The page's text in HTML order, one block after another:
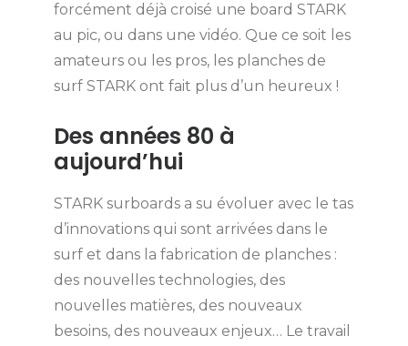
forcément déjà croisé une board STARK
au pic, ou dans une vidéo. Que ce soit les
amateurs ou les pros, les planches de
surf STARK ont fait plus d’un heureux !
Des années 80 à
aujourd’hui
STARK surboards a su évoluer avec le tas
d’innovations qui sont arrivées dans le
surf et dans la fabrication de planches :
des nouvelles technologies, des
nouvelles matières, des nouveaux
besoins, des nouveaux enjeux… Le travail